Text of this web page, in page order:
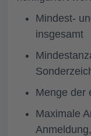
Mindest-
insgesamt
Menge der
Maximale